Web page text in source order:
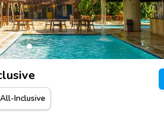
All-Inclusive